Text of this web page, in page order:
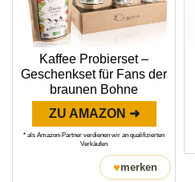
Kaffee Probierset –
Geschenkset für Fans der
braunen Bohne
ZU AMAZON ➜
* als Amazon-Partner verdienen wir an qualifizierten
Verkäufen
♥merken